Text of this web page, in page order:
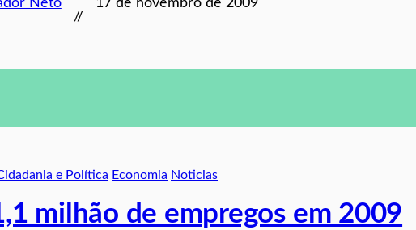
//
e Política Economia Noticias
milhão de empregos em 2009